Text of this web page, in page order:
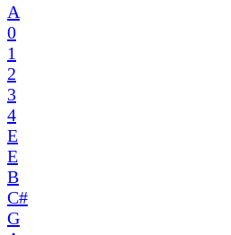
A
0
1
2
3
4
E
E
B
C#
G